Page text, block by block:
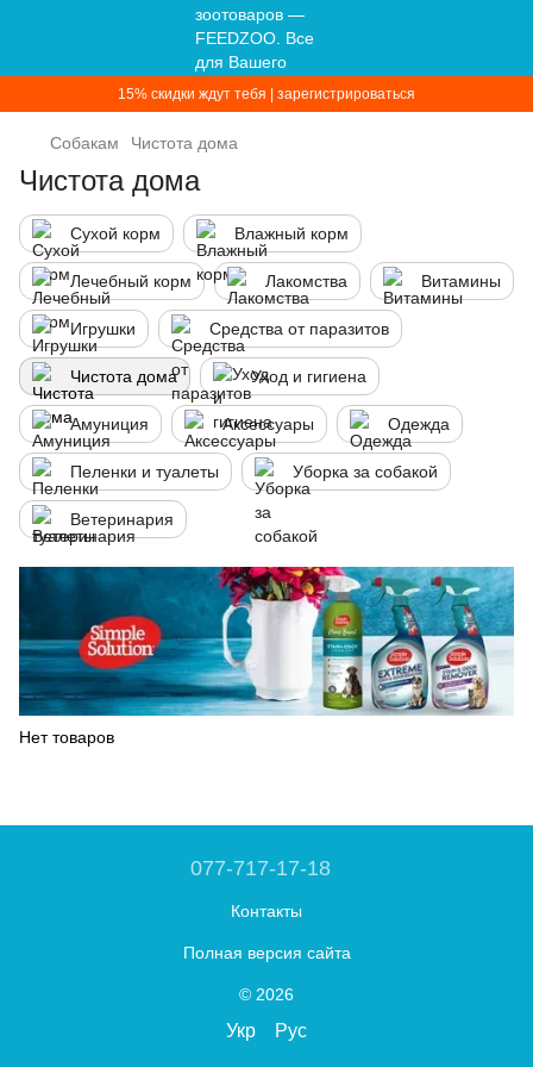
15% скидки ждут тебя | зарегистрироваться
Собакам Чистота дома
Чистота дома
Сухой корм Влажный корм
Лечебный корм Лакомства Витамины
Игрушки Средства от паразитов
Чистота дома Уход и гигиена
Амуниция Аксессуары Одежда
Пеленки и туалеты Уборка за собакой
Ветеринария
Нет товаров
077-717-17-18
Контакты
Полная версия сайта
© 2026
Укр Рус